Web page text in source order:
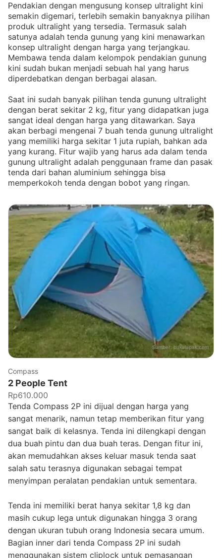
Pendakian dengan mengusung konsep ultralight kini
semakin digemari, terlebih semakin banyaknya pilihan
produk ultralight yang tersedia. Termasuk salah
satunya adalah tenda gunung yang kini menawarkan
konsep ultralight dengan harga yang terjangkau.
Membawa tenda dalam kelompok pendakian gunung
kini sudah bukan menjadi sebuah hal yang harus
diperdebatkan dengan berbagai alasan.
Saat ini sudah banyak pilihan tenda gunung ultralight
dengan berat sekitar 2 kg, fitur yang didapatkan juga
sangat ideal dengan harga yang ditawarkan. Saya
akan berbagi mengenai 7 buah tenda gunung ultralight
yang memiliki harga sekitar 1 juta rupiah, bahkan ada
yang kurang. Fitur wajib yang harus ada dalam tenda
gunung ultralight adalah penggunaan frame dan pasak
tenda dari bahan aluminium sehingga bisa
memperkokoh tenda dengan bobot yang ringan.
Sumber: bukalapak.com
Compass
2 People Tent
Rp610.000
Tenda Compass 2P ini dijual dengan harga yang
sangat menarik, namun tetap memberikan fitur yang
sangat baik di kelasnya. Tenda ini dilengkapi dengan
dua buah pintu dan dua buah teras. Dengan fitur ini,
akan memudahkan akses keluar masuk tenda saat
salah satu terasnya digunakan sebagai tempat
menyimpan peralatan pendakian untuk sementara.
Tenda ini memiliki berat hanya sekitar 1,8 kg dan
masih cukup lega untuk digunakan hingga 3 orang
dengan ukuran tubuh orang Indonesia secara umum.
Bagian inner dari tenda Compass 2P ini sudah
menggunakan sistem cliplock untuk pemasangan